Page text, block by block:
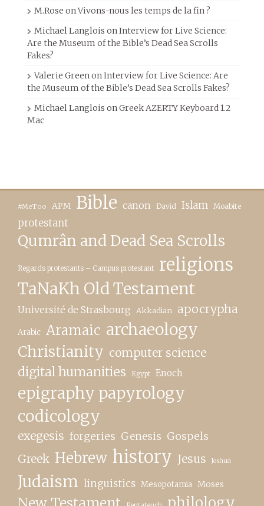
M.Rose onVivons-nous les temps de la fin ?
Michael Langlois onInterview for Live Science:
Are the Museum of the Bible’s Dead Sea Scrolls
Fakes?
Valerie GreenonInterview for Live Science: Are
the Museum of the Bible’s Dead Sea Scrolls Fakes?
Michael Langlois onGreek AZERTY Keyboard 1.2
Mac
#MeToo APM Bible canon David Islam Moabite
protestant
Qumrân and Dead Sea Scrolls
Regards protestants – Campus protestant religions
TaNaKh Old Testament
Université de Strasbourg Akkadian apocrypha
Arabic Aramaic archaeology
Christianity computer science
digital humanities Egypt Enoch
epigraphy papyrology
codicology
exegesis forgeries Genesis Gospels
Greek Hebrew history Jesus Joshua
Judaism linguistics Mesopotamia Moses